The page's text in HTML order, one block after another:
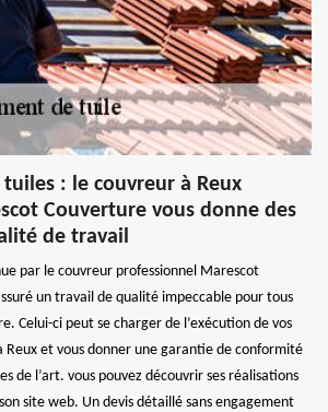
: le couvreur à Reux
Couverture vous donne des
de travail
par le couvreur professionnel Marescot
un travail de qualité impeccable pour tous
Celui-ci peut se charger de l’exécution de vos
Reux et vous donner une garantie de conformité
de l’art. vous pouvez découvrir ses réalisations
site web. Un devis détaillé sans engagement